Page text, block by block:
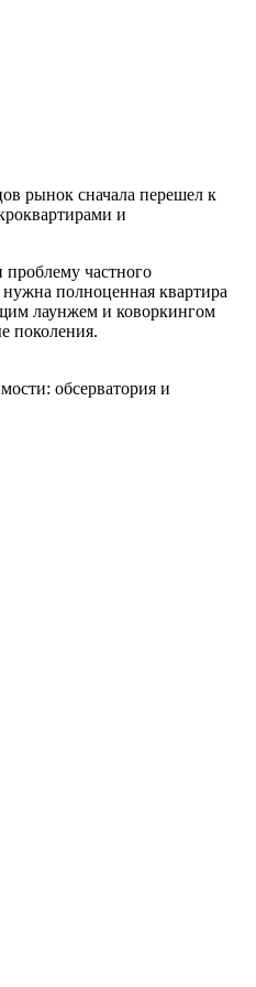
рынок сначала перешел к
и
частного
полноценная квартира
лаунжем и коворкингом
поколения.
обсерватория и